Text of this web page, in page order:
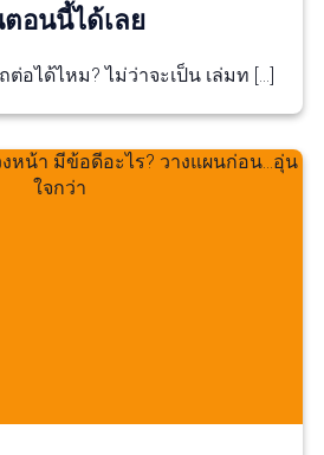
อนนี้ได้เลย
ต่อได้ไหม? ไม่ว่าจะเป็น เล่มท […]